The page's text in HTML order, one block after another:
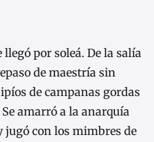
por soleá. De la salía
de maestría sin
de campanas gordas
amarró a la anarquía
jugó con los mimbres de